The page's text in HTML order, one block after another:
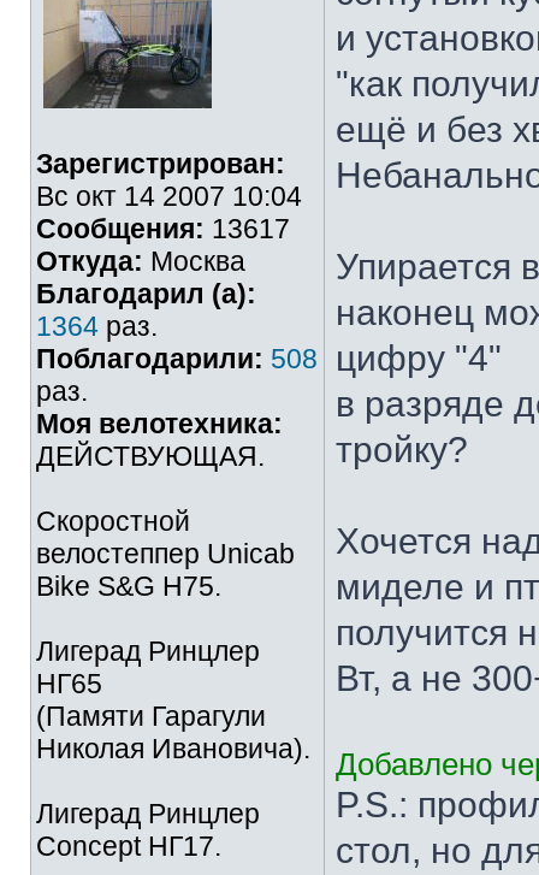
Зарегистрирован:
Вс окт 14 2007 10:04
Сообщения: 13617
Откуда: Москва
Благодарил (а):
1364 раз.
Поблагодарили: 508
раз.
Моя велотехника:
ДЕЙСТВУЮЩАЯ.
Скоростной
велостеппер Unicab
Bike S&G Н75.
Лигерад Ринцлер
НГ65
(Памяти Гарагули
Николая Ивановича).
Лигерад Ринцлер
Concept НГ17.
и
"как
ещё и без
Упирается
наконец
цифру "4"
в разряде
тройку?
Хочется
миделе и
получится
Вт, а не
Добавлено
P.S.:
стол, но